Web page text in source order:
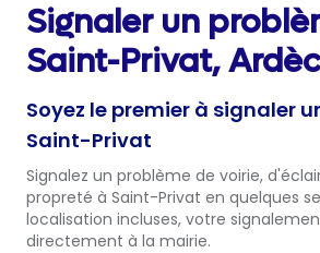
Signaler un
Saint-Privat,
Soyez le premier à signaler
Saint-Privat
Signalez un problème de voirie,
propreté à Saint-Privat en quelques
localisation incluses, votre
directement à la mairie.